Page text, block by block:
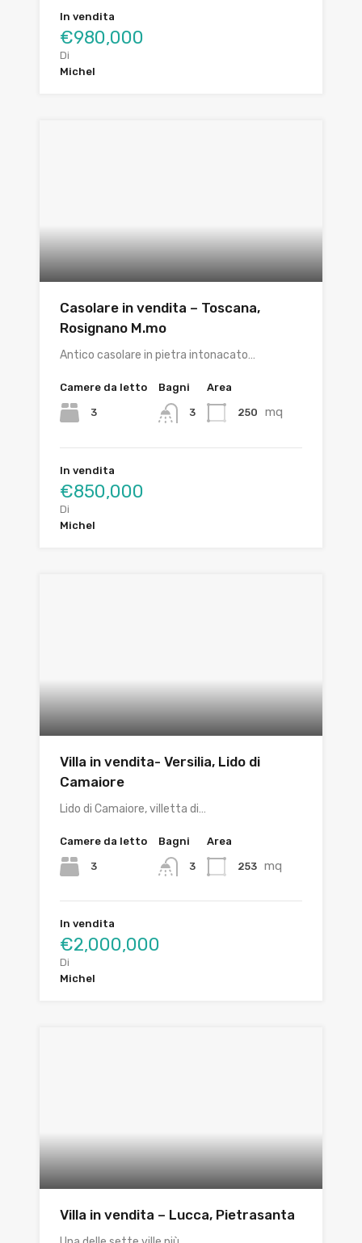
In vendita
€980,000
Di
Michel
Casolare in vendita – Toscana,
Rosignano M.mo
Antico casolare in pietra intonacato…
Camere da letto
3
Bagni
3
Area
250 mq
In vendita
€850,000
Di
Michel
Villa in vendita- Versilia, Lido di
Camaiore
Lido di Camaiore, villetta di…
Camere da letto
3
Bagni
3
Area
253 mq
In vendita
€2,000,000
Di
Michel
Villa in vendita – Lucca, Pietrasanta